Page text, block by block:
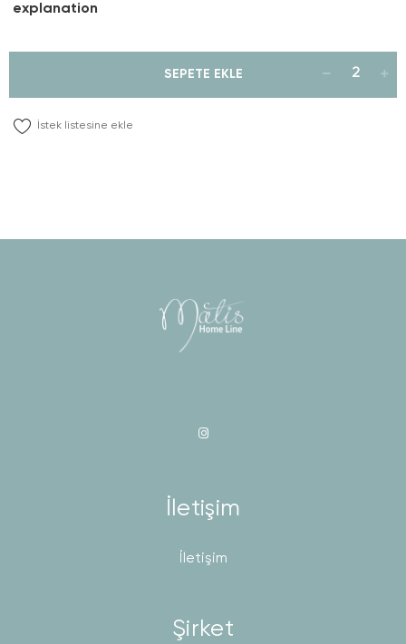
explanation
SEPETE EKLE
İstek listesine ekle
İletişim
İletişim
Şirket